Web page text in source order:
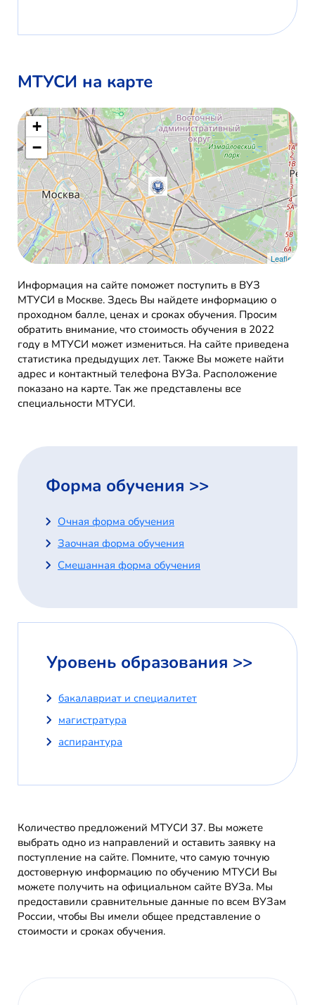
МТУСИ на карте
+
−
Leaflet
Информация на сайте поможет поступить в ВУЗ
МТУСИ в Москве. Здесь Вы найдете информацию о
проходном балле, ценах и сроках обучения. Просим
обратить внимание, что стоимость обучения в 2022
году в МТУСИ может измениться. На сайте приведена
статистика предыдущих лет. Также Вы можете найти
адрес и контактный телефона ВУЗа. Расположение
показано на карте. Так же представлены все
специальности МТУСИ.
Форма обучения >>
Очная форма обучения
Заочная форма обучения
Смешанная форма обучения
Уровень образования >>
бакалавриат и специалитет
магистратура
аспирантура
Количество предложений МТУСИ 37. Вы можете
выбрать одно из направлений и оставить заявку на
поступление на сайте. Помните, что самую точную
достоверную информацию по обучению МТУСИ Вы
можете получить на официальном сайте ВУЗа. Мы
предоставили сравнительные данные по всем ВУЗам
России, чтобы Вы имели общее представление о
стоимости и сроках обучения.